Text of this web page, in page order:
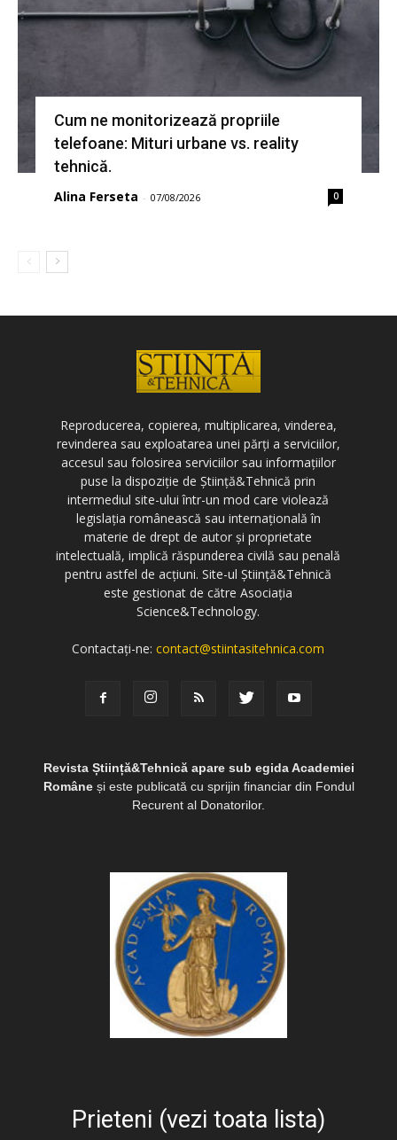
Cum ne monitorizează propriile
telefoane: Mituri urbane vs. reality
tehnică.
Alina Ferseta - 07/08/2026 0
Reproducerea, copierea, multiplicarea, vinderea,
revinderea sau exploatarea unei părți a serviciilor,
accesul sau folosirea serviciilor sau informațiilor
puse la dispoziție de Știință&Tehnică prin
intermediul site-ului într-un mod care violează
legislația românească sau internațională în
materie de drept de autor și proprietate
intelectuală, implică răspunderea civilă sau penală
pentru astfel de acțiuni. Site-ul Știință&Tehnică
este gestionat de către Asociația
Science&Technology.
Contactați-ne:contact@stiintasitehnica.com
Revista Știință&Tehnică apare sub egida Academiei
Româneși este publicată cu sprijin financiar din Fondul
Recurent al Donatorilor.
Prieteni (vezi toata lista)